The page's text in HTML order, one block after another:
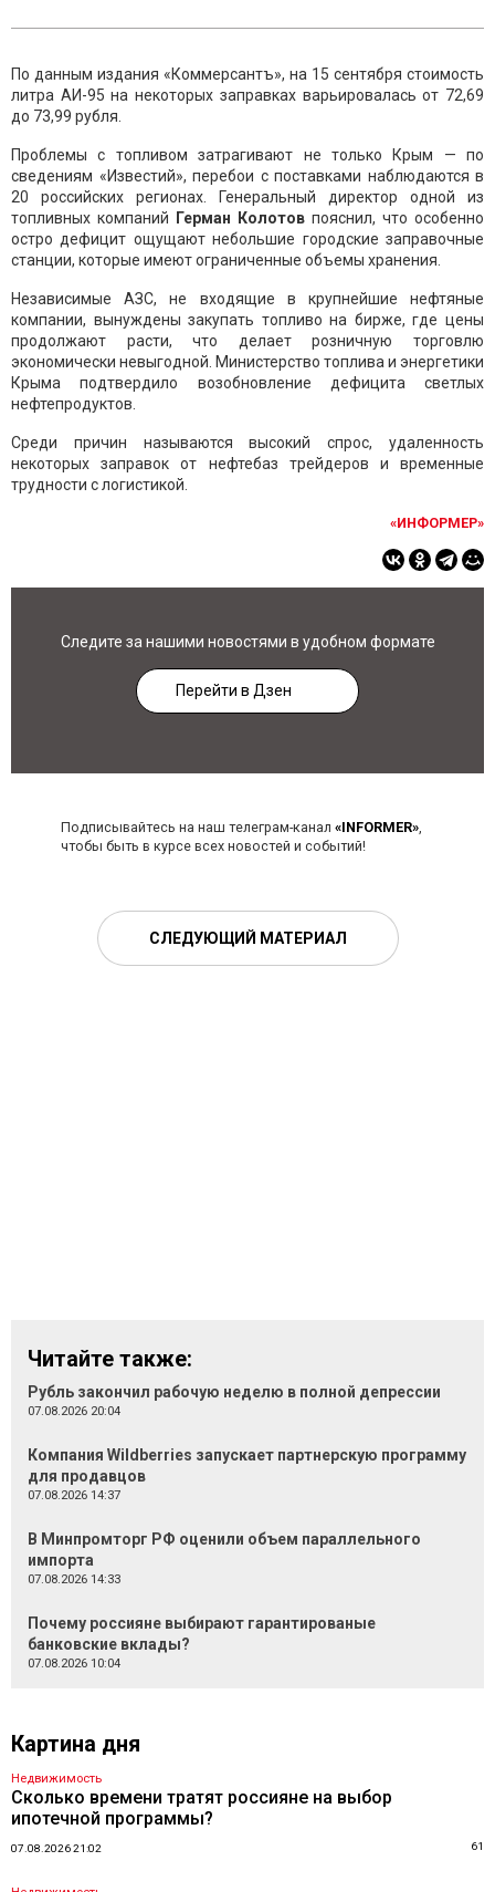
По данным издания «Коммерсантъ», на 15 сентября стоимость
литра АИ-95 на некоторых заправках варьировалась от 72,69
до 73,99 рубля.
Проблемы с топливом затрагивают не только Крым — по
сведениям «Известий», перебои с поставками наблюдаются в
20 российских регионах. Генеральный директор одной из
топливных компаний
Герман Колотов пояснил, что особенно
остро дефицит ощущают небольшие городские заправочные
станции, которые имеют ограниченные объемы хранения.
Независимые АЗС, не входящие в крупнейшие нефтяные
компании, вынуждены закупать топливо на бирже, где цены
продолжают расти, что делает розничную торговлю
экономически невыгодной. Министерство топлива и энергетики
Крыма подтвердило возобновление дефицита светлых
нефтепродуктов.
Среди причин называются высокий спрос, удаленность
некоторых заправок от нефтебаз трейдеров и временные
трудности с логистикой.
«ИНФОРМЕР»
Следите за нашими новостями в удобном формате
Перейти в Дзен
Подписывайтесь на наш телеграм-канал «INFORMER»,
чтобы быть в курсе всех новостей и событий!
СЛЕДУЮЩИЙ МАТЕРИАЛ
Читайте также:
Рубль закончил рабочую неделю в полной депрессии
07.08.2026 20:04
Компания Wildberries запускает партнерскую программу
для продавцов
07.08.2026 14:37
В Минпромторг РФ оценили объем параллельного
импорта
07.08.2026 14:33
Почему россияне выбирают гарантированые
банковские вклады?
07.08.2026 10:04
Картина дня
Недвижимость
Сколько времени тратят россияне на выбор
ипотечной программы?
07.08.2026 21:02 61